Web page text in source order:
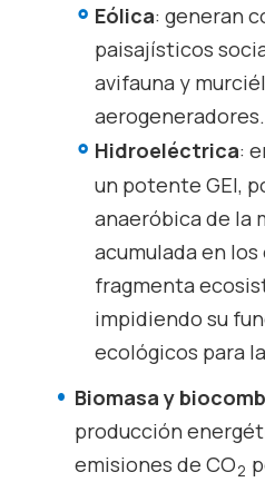
Eólica: generan
paisajísticos
avifauna y
aerogeneradores.
Hidroeléctrica:
un potente GEI,
anaeróbica de la
acumulada en
fragmenta
impidiendo su
ecológicos para
Biomasa y
producción
emisiones de CO2